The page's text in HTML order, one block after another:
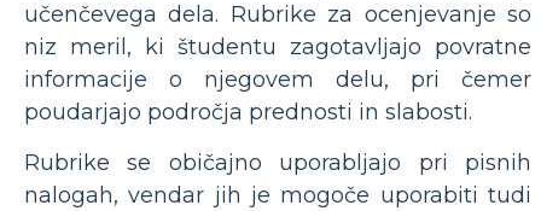
učenčevega dela. Rubrike za ocenjevanje so
niz meril, ki študentu zagotavljajo povratne
informacije o njegovem delu, pri čemer
poudarjajo področja prednosti in slabosti.
Rubrike se običajno uporabljajo pri pisnih
nalogah, vendar jih je mogoče uporabiti tudi